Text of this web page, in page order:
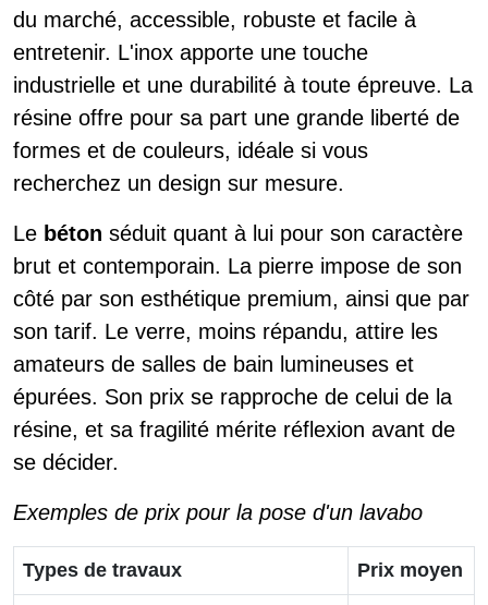
du marché, accessible, robuste et facile à
entretenir. L'inox apporte une touche
industrielle et une durabilité à toute épreuve. La
résine offre pour sa part une grande liberté de
formes et de couleurs, idéale si vous
recherchez un design sur mesure.
Le béton séduit quant à lui pour son caractère
brut et contemporain. La pierre impose de son
côté par son esthétique premium, ainsi que par
son tarif. Le verre, moins répandu, attire les
amateurs de salles de bain lumineuses et
épurées. Son prix se rapproche de celui de la
résine, et sa fragilité mérite réflexion avant de
se décider.
Exemples de prix pour la pose d'un lavabo
Types de travaux Prix moyen